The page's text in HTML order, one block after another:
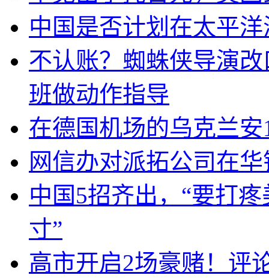
中国是否计划在太平
不认账？蜘蛛侠导演
班做动作指导
在德国机场的乌克兰
网信办对派拓公司在
中国5招齐出，“要打
寸”
高市开启2场豪赌！评